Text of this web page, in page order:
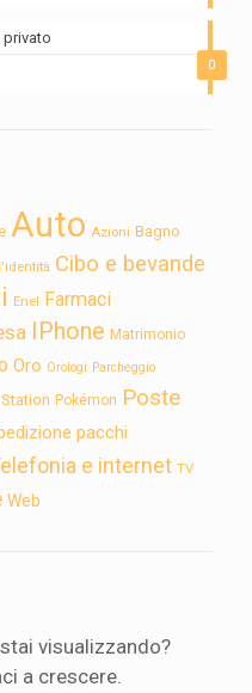
0
privato
Auto Azioni Bagno
Cibo e bevande
Enel Farmaci
IPhone Matrimonio
Oro Orologi Parcheggio
Pokémon Poste
pacchi
e internet TV
Web
visualizzando?
a crescere.